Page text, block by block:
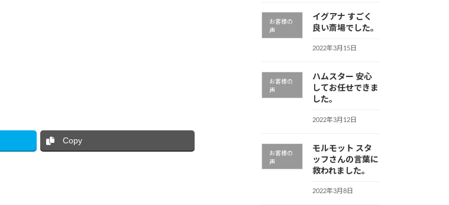
Copy
お客様の
声
イグアナ すごく
良い斎場でした。
2022年3月15日
お客様の
声
ハムスター 安心
してお任せできま
した。
2022年3月12日
お客様の
声
モルモット スタ
ッフさんの言葉に
救われました。
2022年3月8日